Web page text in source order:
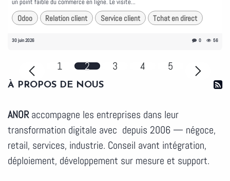
un point faible du commerce en ligne. Le visite...
Odoo Relation client Service client Tchat en direct
30 juin 2026 0 56
1 2 3 4 5
À PROPOS DE NOUS
ANORaccompagne les entreprises dans leur
transformation digitale avec depuis 2006 — négoce,
retail, services, industrie. Conseil avant intégration,
déploiement, développement sur mesure et support.